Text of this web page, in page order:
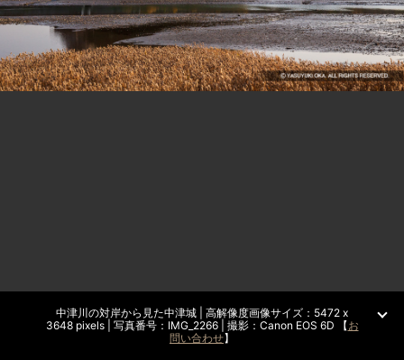
中津川の対岸から見た中津城 | 高解像度画像サイズ：5472 x
3648 pixels | 写真番号：IMG_2266 | 撮影：Canon EOS 6D 【お
問い合わせ】